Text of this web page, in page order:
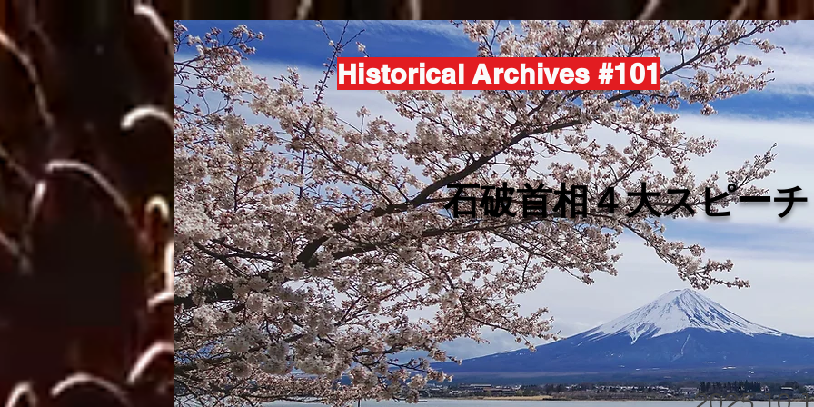
Historical Archives #101
​石破首相４大スピーチ